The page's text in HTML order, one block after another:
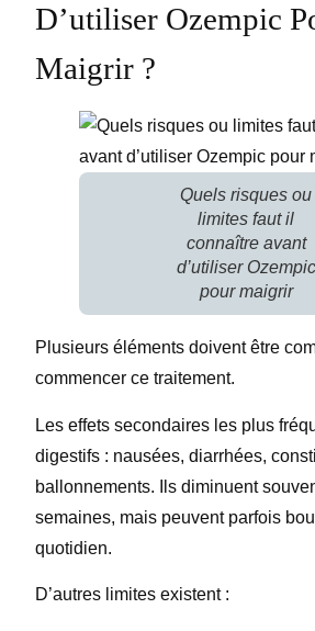
D’utiliser Ozempic
Maigrir ?
Quels risques ou
limites faut il
connaître avant
d’utiliser Ozempic
pour maigrir
Plusieurs éléments doivent être
commencer ce traitement.
Les effets secondaires les plus
digestifs : nausées, diarrhées,
ballonnements. Ils diminuent
semaines, mais peuvent parfois
quotidien.
D’autres limites existent :